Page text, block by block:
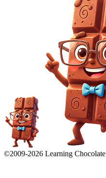
©2009-2026 Learning Chocolate